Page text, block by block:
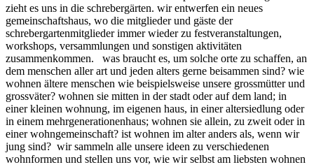
zieht es uns in die schrebergärten. wir entwerfen ein neues
gemeinschaftshaus, wo die mitglieder und gäste der
schrebergartenmitglieder immer wieder zu festveranstaltungen,
workshops, versammlungen und sonstigen aktivitäten
zusammenkommen. was braucht es, um solche orte zu schaffen, an
dem menschen aller art und jeden alters gerne beisammen sind? wie
wohnen ältere menschen wie beispielsweise unsere grossmütter und
grossväter? wohnen sie mitten in der stadt oder auf dem land; in
einer kleinen wohnung, im eigenen haus, in einer altersiedlung oder
in einem mehrgenerationenhaus; wohnen sie allein, zu zweit oder in
einer wohngemeinschaft? ist wohnen im alter anders als, wenn wir
jung sind? wir sammeln alle unsere ideen zu verschiedenen
wohnformen und stellen uns vor, wie wir selbst am liebsten wohnen